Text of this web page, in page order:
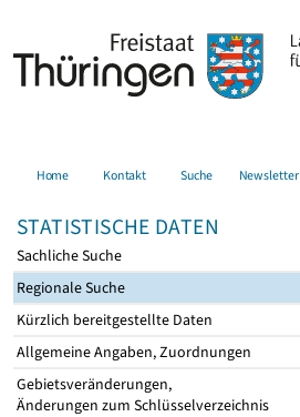
Home Kontakt Suche Newsletter
STATISTISCHE DATEN
Sachliche Suche
Regionale Suche
Kürzlich bereitgestellte Daten
Allgemeine Angaben, Zuordnungen
Gebietsveränderungen,
Änderungen zum Schlüsselverzeichnis